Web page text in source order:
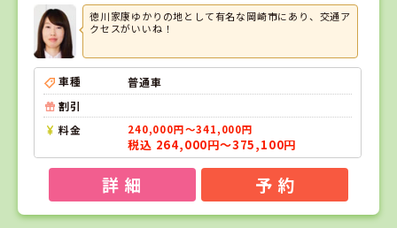
徳川家康ゆかりの地として有名な岡崎市にあり、交通ア
クセスがいいね！
車種
普通車
割引
料金
240,000円～341,000円
税込 264,000円～375,100円
詳 細 予 約